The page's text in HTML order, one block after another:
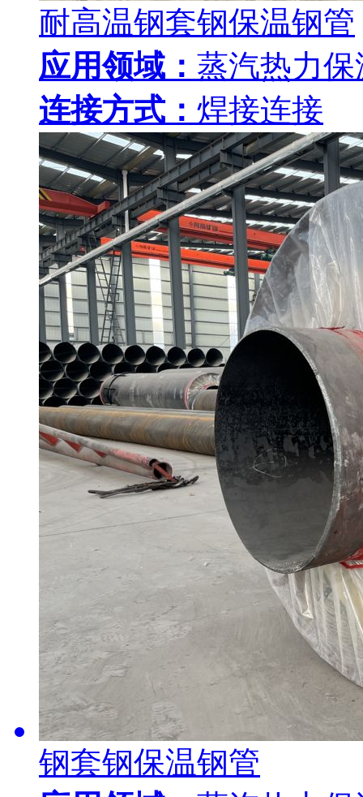
耐高温钢套钢保温钢管
应用领域： 蒸汽热力保
连接方式： 焊接连接
钢套钢保温钢管